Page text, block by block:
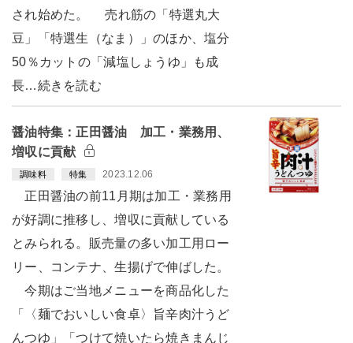
され始めた。 売れ筋の「特選丸大
豆」「特選生（なま）」のほか、塩分
50％カットの「減塩しょうゆ」も成
長…続きを読む
醤油特集：正田醤油 加工・業務用、
増収に貢献
調味料 特集 2023.12.06
正田醤油の前11月期は加工・業務用
が好調に推移し、増収に貢献している
とみられる。販売量の多い加工用ロー
リー、コンテナ、生揚げで伸ばした。
今期はご当地メニューを商品化した
「〈麺でおいしい食卓〉旨辛肉汁うど
んつゆ」「つけて焼いたら焼きまんじ